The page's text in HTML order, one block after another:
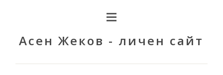
Асен Жеков - личен сайт